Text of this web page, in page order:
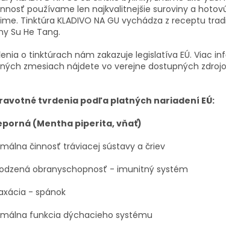
používame len najkvalitnejšie suroviny a
Tinktúra KLADIVO NA GU vychádza z receptu
Su He Tang.
o tinktúrach nám zakazuje legislatíva EÚ. Viac
zmesiach nájdete vo verejne dostupných
tvrdenia podľa platných nariadení EÚ:
(Mentha piperita, vňať)
činnosť tráviacej sústavy a čriev
obranyschopnosť - imunitný systém
- spánok
funkcia dýchacieho systému